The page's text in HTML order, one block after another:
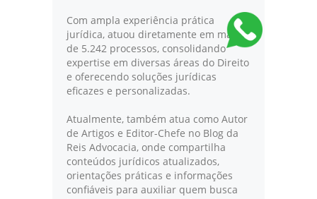
Com ampla experiência prática
jurídica, atuou diretamente em mais
de 5.242 processos, consolidando
expertise em diversas áreas do Direito
e oferecendo soluções jurídicas
eficazes e personalizadas.
Atualmente, também atua como Autor
de Artigos e Editor-Chefe no Blog da
Reis Advocacia, onde compartilha
conteúdos jurídicos atualizados,
orientações práticas e informações
confiáveis para auxiliar quem busca